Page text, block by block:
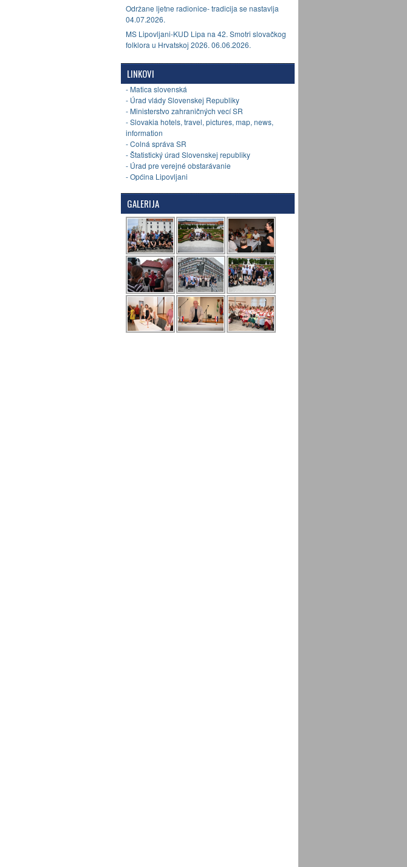
Održane ljetne radionice- tradicija se nastavlja
04.07.2026.
MS Lipovljani-KUD Lipa na 42. Smotri slovačkog
folklora u Hrvatskoj 2026. 06.06.2026.
LINKOVI
- Matica slovenská
- Úrad vlády Slovenskej Republiky
- Ministerstvo zahraničných vecí SR
- Slovakia hotels, travel, pictures, map, news,
information
- Colná správa SR
- Štatistický úrad Slovenskej republiky
- Úrad pre verejné obstarávanie
- Općina Lipovljani
GALERIJA